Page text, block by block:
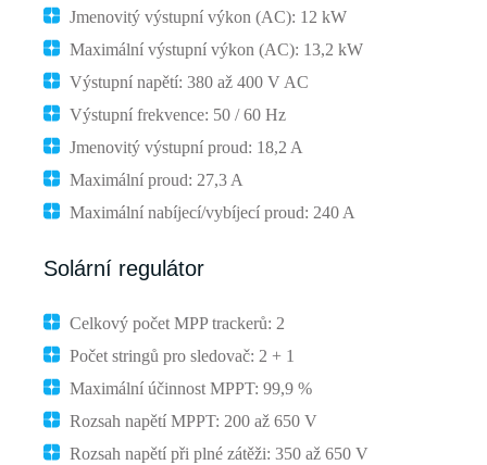
Jmenovitý výstupní výkon (AC): 12 kW
Maximální výstupní výkon (AC): 13,2 kW
Výstupní napětí: 380 až 400 V AC
Výstupní frekvence: 50 / 60 Hz
Jmenovitý výstupní proud: 18,2 A
Maximální proud: 27,3 A
Maximální nabíjecí/vybíjecí proud: 240 A
Solární regulátor
Celkový počet MPP trackerů: 2
Počet stringů pro sledovač: 2 + 1
Maximální účinnost MPPT: 99,9 %
Rozsah napětí MPPT: 200 až 650 V
Rozsah napětí při plné zátěži: 350 až 650 V